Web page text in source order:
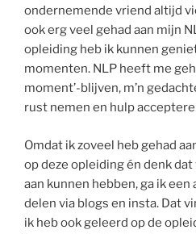
ondernemende vriend altijd
ook erg veel gehad aan mijn
opleiding heb ik kunnen
momenten. NLP heeft me
moment’-blijven, m’n
rust nemen en hulp
Omdat ik zoveel heb gehad
op deze opleiding én denk dat
aan kunnen hebben, ga ik een
delen via blogs en insta. Dat
ik heb ook geleerd op de